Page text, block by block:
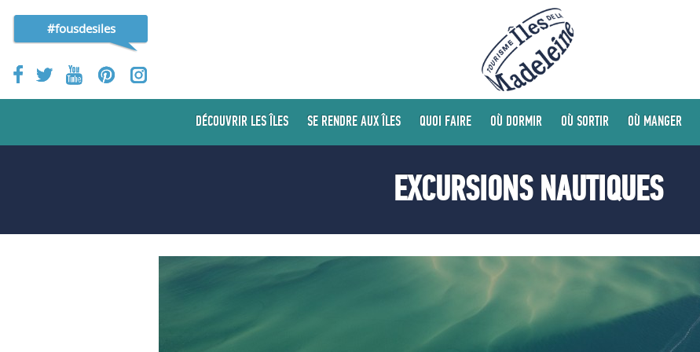
#fousdesiles
DÉCOUVRIR LES ÎLES SE RENDRE AUX ÎLES QUOI FAIRE OÙ DORMIR OÙ SORTIR OÙ MANGER
EXCURSIONS NAUTIQUES